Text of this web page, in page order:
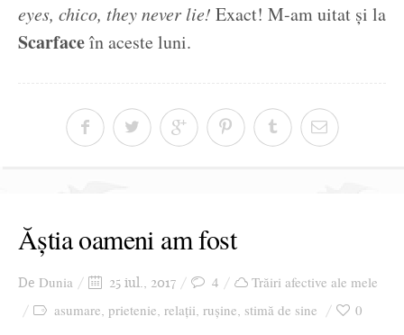
eyes, chico, they never lie! Exact! M-am uitat și la
Scarfaceîn aceste luni.
Ăștia oameni am fost
De Dunia 25 iul., 2017 4
Trăiri afective ale mele
asumare, prietenie, relații, rușine, stimă de sine 0